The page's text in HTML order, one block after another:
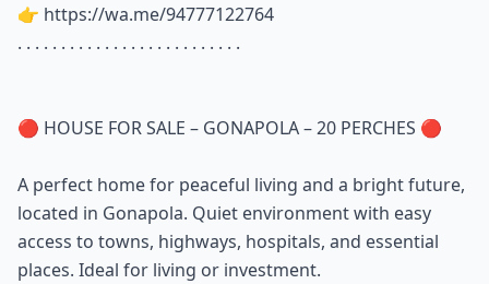
👉 https://wa.me/94777122764
. . . . . . . . . . . . . . . . . . . . . . . . . .
🔴 HOUSE FOR SALE – GONAPOLA – 20 PERCHES 🔴
A perfect home for peaceful living and a bright future,
located in Gonapola. Quiet environment with easy
access to towns, highways, hospitals, and essential
places. Ideal for living or investment.